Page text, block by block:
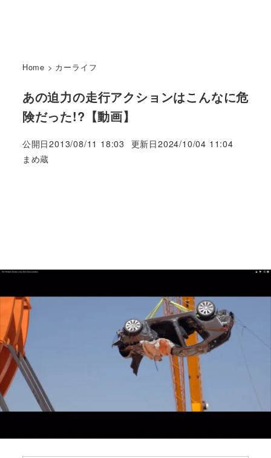
Home > カーライフ
あの迫力の走行アクションはこんなに危
険だった!?【動画】
公開日2013/08/11 18:03 更新日2024/10/04 11:04
著
まめ蔵